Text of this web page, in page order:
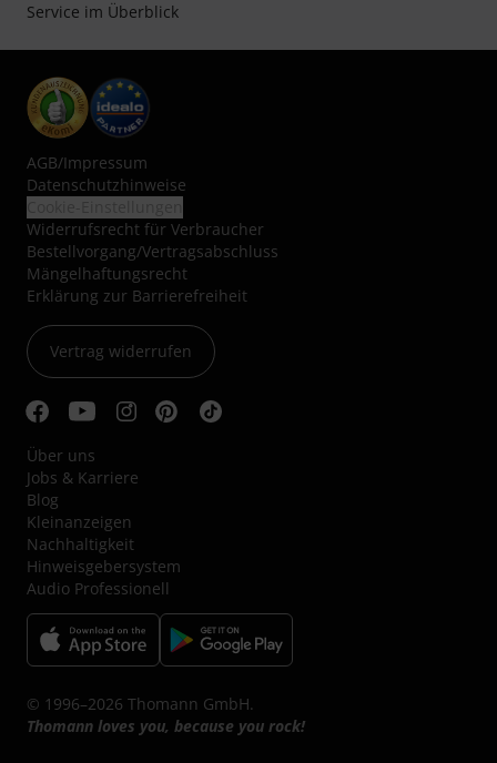
Service im Überblick
AGB/Impressum
Datenschutzhinweise
Widerrufsrecht für Verbraucher
Bestellvorgang/Vertragsabschluss
Mängelhaftungsrecht
Erklärung zur Barrierefreiheit
Vertrag widerrufen
Über uns
Jobs & Karriere
Blog
Kleinanzeigen
Nachhaltigkeit
Hinweisgebersystem
Audio Professionell
© 1996–2026 Thomann GmbH.
Thomann loves you, because you rock!